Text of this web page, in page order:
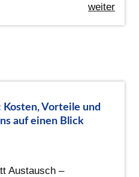
weiter
Vorteile und
auf einen Blick
Austausch –